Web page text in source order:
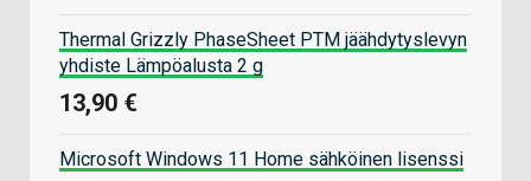
Thermal Grizzly PhaseSheet PTM jäähdytyslevyn
yhdiste Lämpöalusta 2 g
13,90 €
Microsoft Windows 11 Home sähköinen lisenssi